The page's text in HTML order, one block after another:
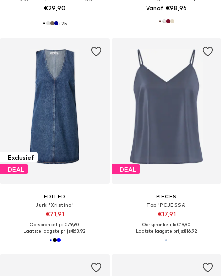
€29,90
+25
Vanaf €98,96
Exclusief
DEAL
EDITED
Jurk 'Xristina'
€71,91
Oorspronkelijk: €79,90
Laatste laagste prijs:€63,92
DEAL
PIECES
Top 'PCJESSA'
€17,91
Oorspronkelijk: €19,90
Laatste laagste prijs:€16,92